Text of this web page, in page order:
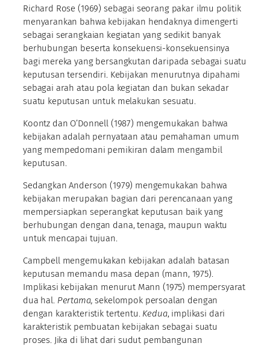
Richard Rose (1969) sebagai seorang pakar ilmu politik
menyarankan bahwa kebijakan hendaknya dimengerti
sebagai serangkaian kegiatan yang sedikit banyak
berhubungan beserta konsekuensi-konsekuensinya
bagi mereka yang bersangkutan daripada sebagai suatu
keputusan tersendiri. Kebijakan menurutnya dipahami
sebagai arah atau pola kegiatan dan bukan sekadar
suatu keputusan untuk melakukan sesuatu.
Koontz dan O’Donnell (1987) mengemukakan bahwa
kebijakan adalah pernyataan atau pemahaman umum
yang mempedomani pemikiran dalam mengambil
keputusan.
Sedangkan Anderson (1979) mengemukakan bahwa
kebijakan merupakan bagian dari perencanaan yang
mempersiapkan seperangkat keputusan baik yang
berhubungan dengan dana, tenaga, maupun waktu
untuk mencapai tujuan.
Campbell mengemukakan kebijakan adalah batasan
keputusan memandu masa depan (mann, 1975).
Implikasi kebijakan menurut Mann (1975) mempersyarat
dua hal. Pertama, sekelompok persoalan dengan
dengan karakteristik tertentu. Kedua, implikasi dari
karakteristik pembuatan kebijakan sebagai suatu
proses. Jika di lihat dari sudut pembangunan